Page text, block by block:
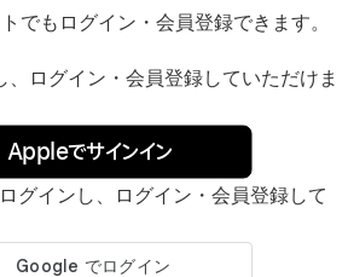
でもログイン・会員登録できます。
ログイン・会員登録していただけま
でサインイン
グインし、ログイン・会員登録して